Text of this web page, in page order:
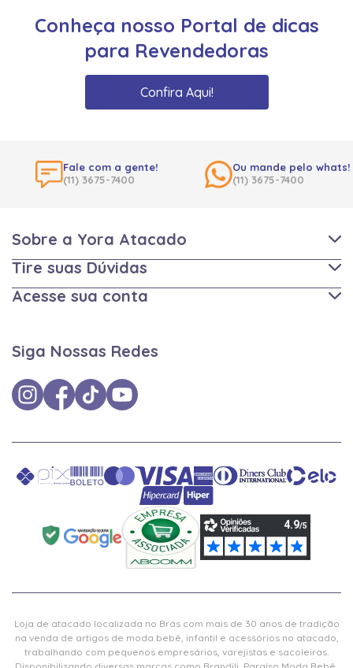
Conheça nosso Portal de dicas
para Revendedoras
Confira Aqui!
Fale com a gente!
(11) 3675-7400
Ou mande pelo whats!
(11) 3675-7400
Sobre a Yora Atacado
Tire suas Dúvidas
Acesse sua conta
Siga Nossas Redes
Loja de atacado localizada no Brás com mais de 30 anos de tradição
na venda de artigos de moda bebê, infantil e acessórios no atacado,
trabalhando com pequenos empresários, varejistas e sacoleiras.